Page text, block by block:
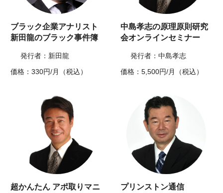
ブラック企業アナリスト
新田龍のブラック事件簿
発行者：新田龍
価格：330円/月（税込）
中島孝志の原理原則研究
会オンラインセミナー
発行者：中島孝志
価格：5,500円/月（税込）
超かんたん アポ取りマニ
プリンストン通信